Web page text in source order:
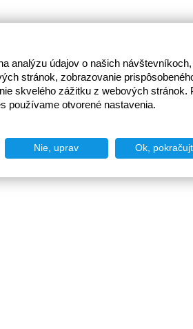
analýzu údajov o našich
stránok, zobrazovanie
skvelého zážitku z webových stránok.
používame otvorené nastavenia.
Nie, uprav Ok,